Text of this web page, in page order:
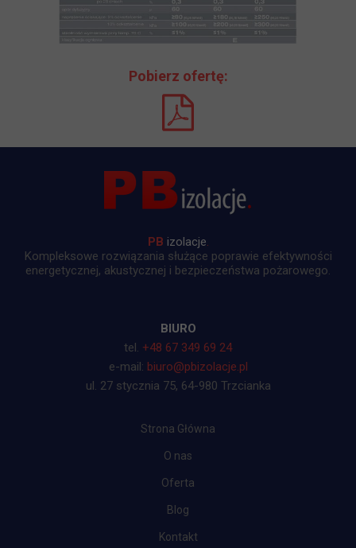
Pobierz ofertę:
BIURO
tel. +48 67 349 69 24
e-mail: biuro@pbizolacje.pl
ul. 27 stycznia 75, 64-980 Trzcianka
PB izolacje.
Kompleksowe rozwiązania służące poprawie efektywności
energetycznej, akustycznej i bezpieczeństwa pożarowego.
Strona Główna
O nas
Oferta
Blog
Kontakt